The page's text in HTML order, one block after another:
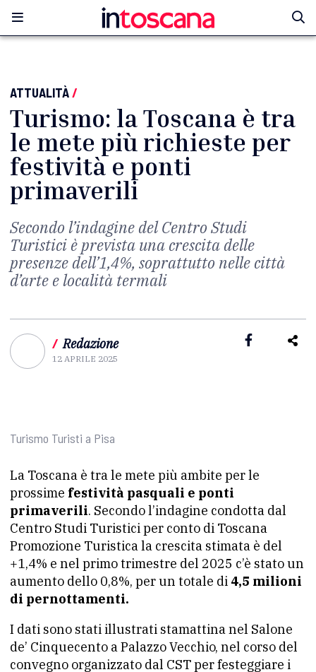
ATTUALITÀ/
Turismo: la Toscana è tra
le mete più richieste per
festività e ponti
primaverili
Secondo l’indagine del Centro Studi
Turistici è prevista una crescita delle
presenze dell’1,4%, soprattutto nelle città
d’arte e località termali
/ Redazione
12 APRILE 2025
Turismo Turisti a Pisa
La Toscana è tra le mete più ambite per le
prossime festività pasquali e ponti
primaverili. Secondo l’indagine condotta dal
Centro Studi Turistici per conto di Toscana
Promozione Turistica la crescita stimata è del
+1,4% e nel primo trimestre del 2025 c’è stato un
aumento dello 0,8%, per un totale di 4,5 milioni
di pernottamenti.
I dati sono stati illustrati stamattina nel Salone
de’ Cinquecento a Palazzo Vecchio, nel corso del
convegno organizzato dal CST per festeggiare i